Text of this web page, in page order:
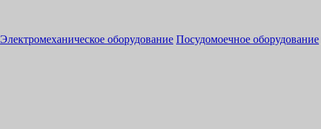
Электромеханическое оборудование Посудомоечное оборудование